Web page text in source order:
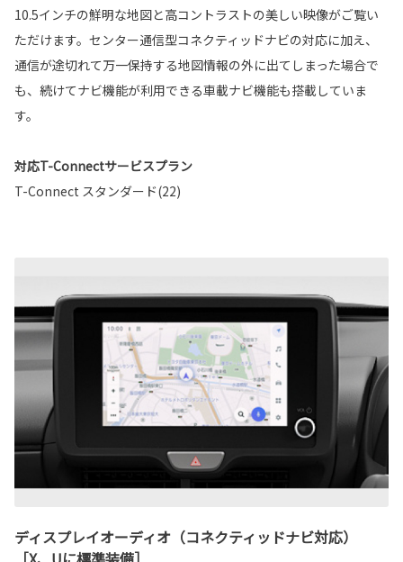
10.5インチの鮮明な地図と高コントラストの美しい映像がご覧い
ただけます。センター通信型コネクティッドナビの対応に加え、
通信が途切れて万一保持する地図情報の外に出てしまった場合で
も、続けてナビ機能が利用できる車載ナビ機能も搭載していま
す。
対応T-Connectサービスプラン
T-Connect スタンダード(22)
ディスプレイオーディオ（コネクティッドナビ対応）